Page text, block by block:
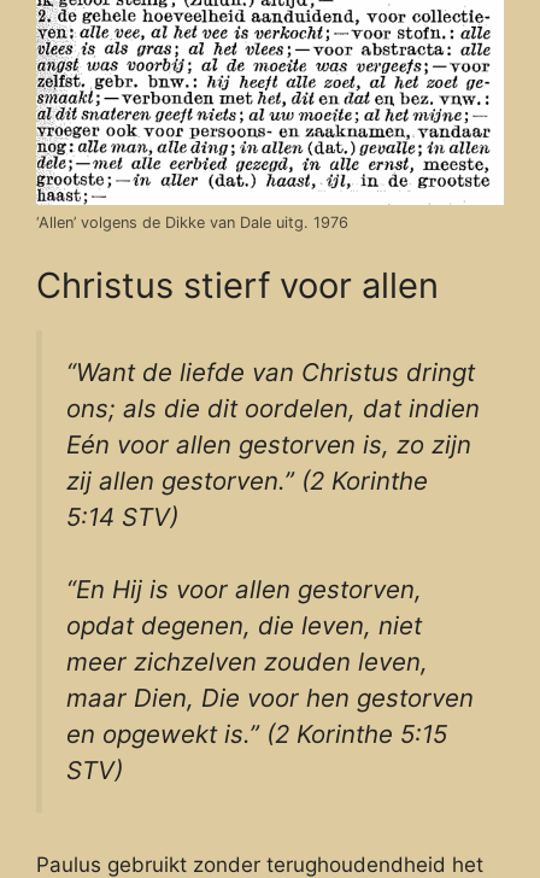
‘Allen’ volgens de Dikke van Dale uitg. 1976
Christus stierf voor allen
“Want de liefde van Christus dringt
ons; als die dit oordelen, dat indien
Eén voor allen gestorven is, zo zijn
zij allen gestorven.” (2 Korinthe
5:14 STV)
“En Hij is voor allen gestorven,
opdat degenen, die leven, niet
meer zichzelven zouden leven,
maar Dien, Die voor hen gestorven
en opgewekt is.” (2 Korinthe 5:15
STV)
Paulus gebruikt zonder terughoudendheid het